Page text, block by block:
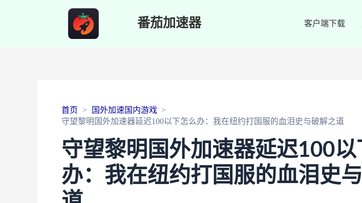
番茄加速器 客户端下载
首页
国外加速国内游戏
守望黎明国外加速器延迟100以下怎么办：我在纽约打国服的血泪史与破解之道
守望黎明国外加速器延迟100以
办：我在纽约打国服的血泪史